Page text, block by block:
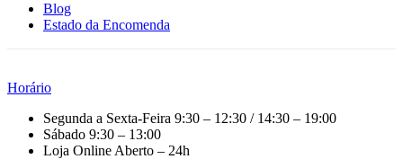
Blog
Estado da Encomenda
Horário
Segunda a Sexta-Feira 9:30 – 12:30 / 14:30 – 19:00
Sábado 9:30 – 13:00
Loja Online Aberto – 24h